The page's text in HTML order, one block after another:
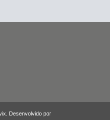
Desenvolvido por